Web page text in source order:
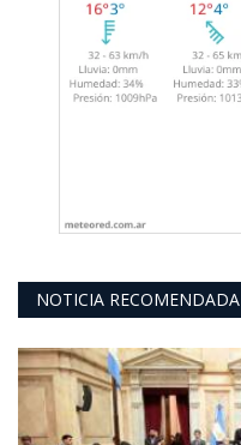
NOTICIA RECOMENDADA